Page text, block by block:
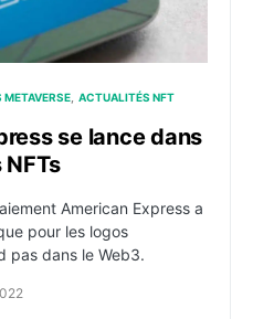
ACTUALITÉS NFT
se lance dans
American Express a
pour les logos
pas dans le Web3.